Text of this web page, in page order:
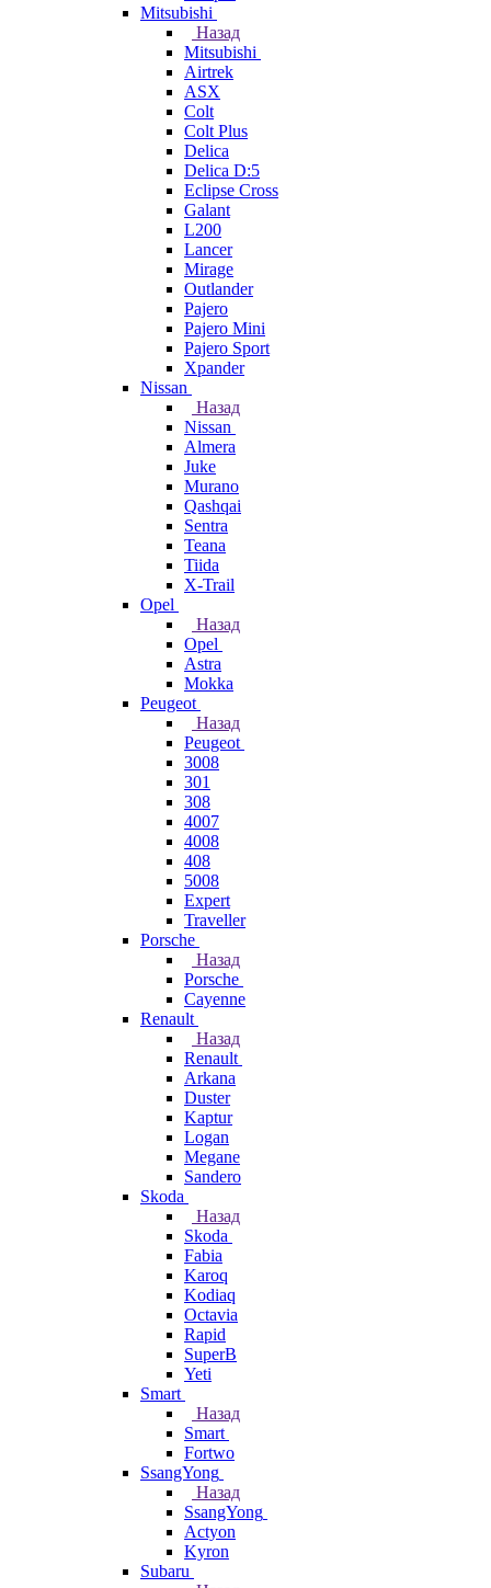
Mitsubishi
Назад
Mitsubishi
Airtrek
ASX
Colt
Colt Plus
Delica
Delica D:5
Eclipse Cross
Galant
L200
Lancer
Mirage
Outlander
Pajero
Pajero Mini
Pajero Sport
Xpander
Nissan
Назад
Nissan
Almera
Juke
Murano
Qashqai
Sentra
Teana
Tiida
X-Trail
Opel
Назад
Opel
Astra
Mokka
Peugeot
Назад
Peugeot
3008
301
308
4007
4008
408
5008
Expert
Traveller
Porsche
Назад
Porsche
Cayenne
Renault
Назад
Renault
Arkana
Duster
Kaptur
Logan
Megane
Sandero
Skoda
Назад
Skoda
Fabia
Karoq
Kodiaq
Octavia
Rapid
SuperB
Yeti
Smart
Назад
Smart
Fortwo
SsangYong
Назад
SsangYong
Actyon
Kyron
Subaru